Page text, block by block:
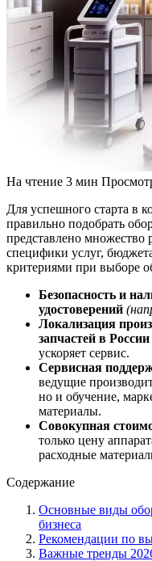
На чтение 3 мин
Для успешного старта в
правильно подобрать
представлено
специфики услуг,
критериями при выборе
Безопасность и
удостоверений
Локализация
запчастей в России
ускоряет сервис.
Сервисная
ведущие
но и обучение,
материалы.
Совокупная
только цену
расходные
Содержание
Основные виды
бизнеса
Рекомендации по
Важные тренды